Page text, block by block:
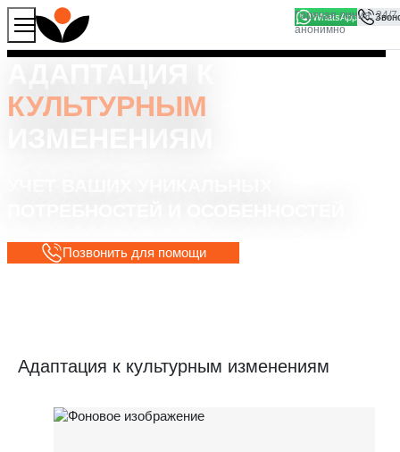
WhatsApp
КУЛЬТУРНЫМ
Позвонить для помощи
Адаптация к культурным изменениям
Продолжая работу с сайтом, вы соглашаетесь на то, что
мы используем файлы
Хорошо